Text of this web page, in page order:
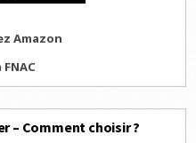
Amazon
– Comment choisir ?